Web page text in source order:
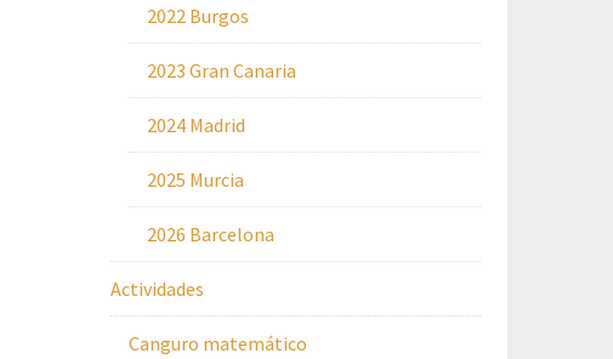
2022 Burgos
2023 Gran Canaria
2024 Madrid
2025 Murcia
2026 Barcelona
Actividades
Canguro matemático